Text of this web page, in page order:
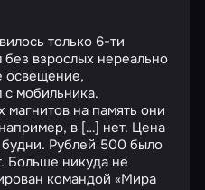
только 6-ти
взрослых нереально
освещение,
мобильника.
на память они
в […] нет. Цена
Рублей 500 было
Больше никуда не
командой «Мира